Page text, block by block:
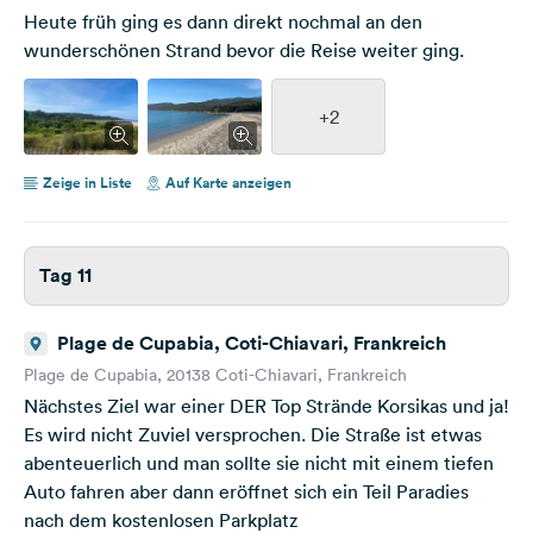
Heute früh ging es dann direkt nochmal an den
wunderschönen Strand bevor die Reise weiter ging.
+2
Zeige in Liste Auf Karte anzeigen
Tag 11
Plage de Cupabia, Coti-Chiavari, Frankreich
Plage de Cupabia, 20138 Coti-Chiavari, Frankreich
Nächstes Ziel war einer DER Top Strände Korsikas und ja!
Es wird nicht Zuviel versprochen. Die Straße ist etwas
abenteuerlich und man sollte sie nicht mit einem tiefen
Auto fahren aber dann eröffnet sich ein Teil Paradies
nach dem kostenlosen Parkplatz